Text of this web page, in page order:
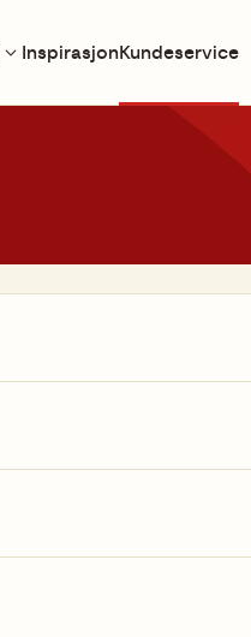
InspirasjonKundeservice